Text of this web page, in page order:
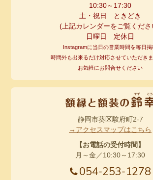
10:30～ 17:30
土・祝日 ときどき
( 上記カレンダーをご覧くだ
日曜日 定休日
Instagramに当日の営業時間を毎日掲
時間外も出来るだけ対応させていただき
お気軽にお問合せください
静岡市葵区駿府町2-7
→アクセスマップはこちら
【お電話の受付時間】
月～金／10:30～17:30
054-253-1278